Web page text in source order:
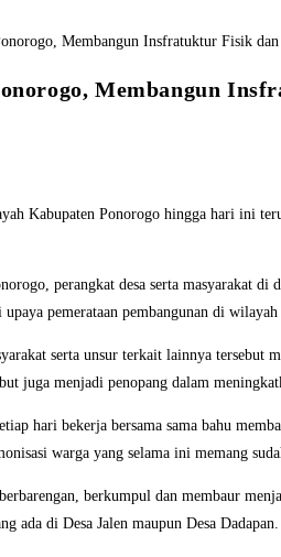
Membangun
Kabupaten Ponorogo hingga hari ini
perangkat desa serta masyarakat
pemerataan pembangunan di wilayah
serta unsur terkait lainnya
juga menjadi penopang dalam
hari bekerja bersama sama bahu
warga yang selama ini memang
berkumpul dan membaur
ada di Desa Jalen maupun Desa Dadapan.